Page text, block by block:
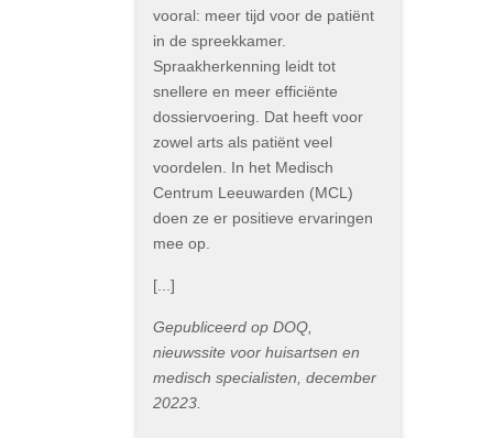
vooral: meer tijd voor de patiënt
in de spreekkamer.
Spraakherkenning leidt tot
snellere en meer efficiënte
dossiervoering. Dat heeft voor
zowel arts als patiënt veel
voordelen. In het Medisch
Centrum Leeuwarden (MCL)
doen ze er positieve ervaringen
mee op.
[...]
Gepubliceerd op DOQ,
nieuwssite voor huisartsen en
medisch specialisten, december
20223.